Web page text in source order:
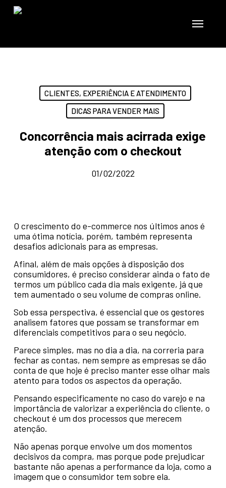
Skip
Menu
CLIENTES, EXPERIÊNCIA E ATENDIMENTO
DICAS PARA VENDER MAIS
Concorrência mais acirrada exige
atenção com o checkout
01/02/2022
O crescimento do e-commerce nos últimos anos é
uma ótima notícia, porém, também representa
desafios adicionais para as empresas.
Afinal, além de mais opções à disposição dos
consumidores, é preciso considerar ainda o fato de
termos um público cada dia mais exigente, já que
tem aumentado o seu volume de compras online.
Sob essa perspectiva, é essencial que os gestores
analisem fatores que possam se transformar em
diferenciais competitivos para o seu negócio.
Parece simples, mas no dia a dia, na correria para
fechar as contas, nem sempre as empresas se dão
conta de que hoje é preciso manter esse olhar mais
atento para todos os aspectos da operação.
Pensando especificamente no caso do varejo e na
importância de valorizar a experiência do cliente, o
checkout é um dos processos que merecem
atenção.
Não apenas porque envolve um dos momentos
decisivos da compra, mas porque pode prejudicar
bastante não apenas a performance da loja, como a
imagem que o consumidor tem sobre ela.